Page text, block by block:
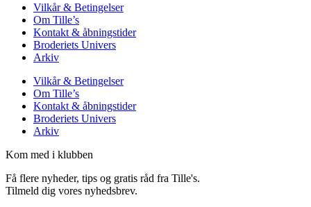
Vilkår & Betingelser
Om Tille’s
Kontakt & åbningstider
Broderiets Univers
Arkiv
Vilkår & Betingelser
Om Tille’s
Kontakt & åbningstider
Broderiets Univers
Arkiv
Kom med i klubben
Få flere nyheder, tips og gratis råd fra Tille's.
Tilmeld dig vores nyhedsbrev.